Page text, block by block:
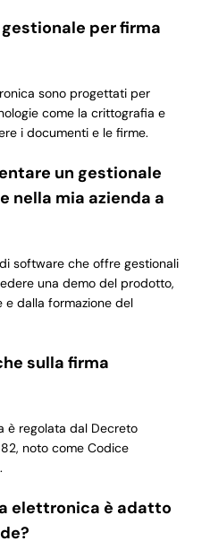
per firma
sono progettati per
come la crittografia e
i documenti e le firme.
un gestionale
nella mia azienda a
software che offre gestionali
una demo del prodotto,
e dalla formazione del
sulla firma
è regolata dal Decreto
noto come Codice
elettronica è adatto